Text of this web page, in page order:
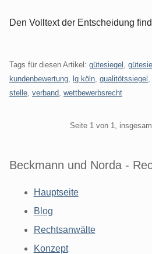
Den Volltext der Entscheidung
Tags für diesen Artikel: gütesiegel
kundenbewertung
lg köln qualitötssiegel
stelle verband wettbewerbsrecht
Seite 1 von 1,
Beckmann und Norda -
Hauptseite
Blog
Rechtsanwälte
Konzept